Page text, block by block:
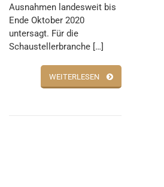
Ausnahmen landesweit bis
Ende Oktober 2020
untersagt. Für die
Schaustellerbranche […]
WEITERLESEN